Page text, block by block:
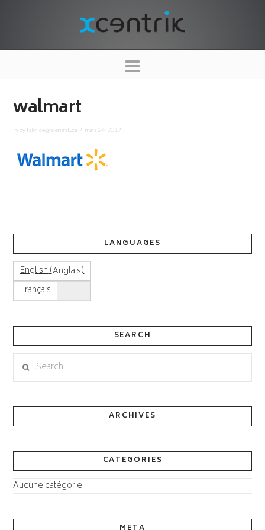
XCENTRIK
Navigation
walmart
In by fabrice@xcentrik.ca mars 24, 2017
LANGUAGES
English(Anglais)
Français
SEARCH
Search
ARCHIVES
CATEGORIES
Aucune catégorie